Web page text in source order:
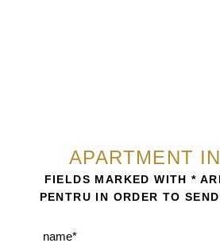
APARTMENT
FIELDS MARKED WITH *
PENTRU IN ORDER TO